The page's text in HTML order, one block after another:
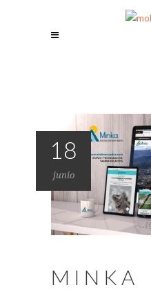
18
junio
MINKA